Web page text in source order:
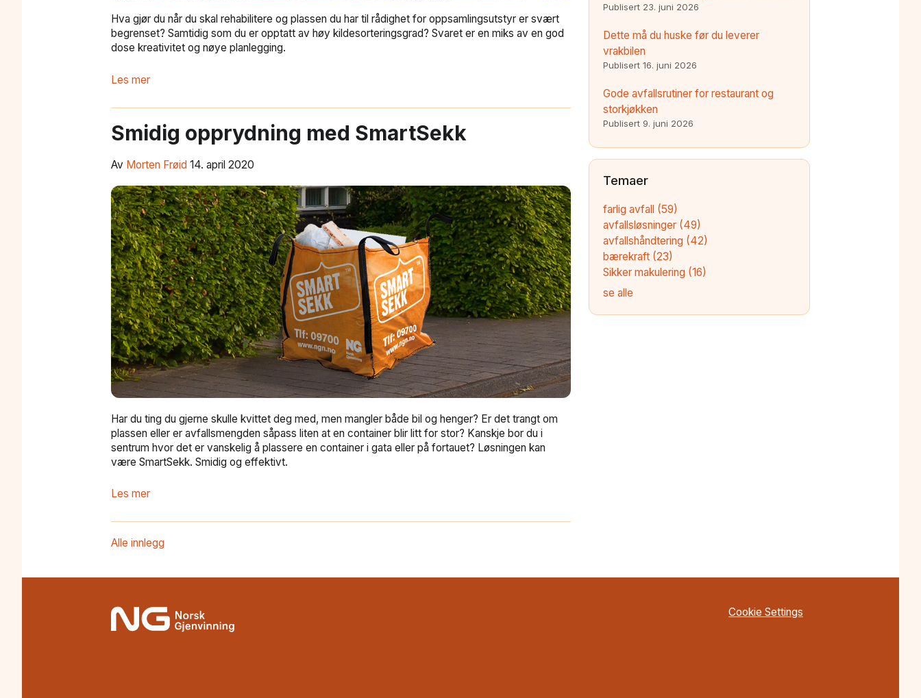
Hva gjør du når du skal rehabilitere og plassen du har til rådighet for oppsamlingsutstyr er svært
begrenset? Samtidig som du er opptatt av høy kildesorteringsgrad? Svaret er en miks av en god
dose kreativitet og nøye planlegging.
Les mer
Smidig opprydning med SmartSekk
Av Morten Frøid 14. april 2020
Har du ting du gjerne skulle kvittet deg med, men mangler både bil og henger? Er det trangt om
plassen eller er avfallsmengden såpass liten at en container blir litt for stor? Kanskje bor du i
sentrum hvor det er vanskelig å plassere en container i gata eller på fortauet? Løsningen kan
være SmartSekk. Smidig og effektivt.
Les mer
Alle innlegg
Publisert 23. juni 2026
Dette må du huske før du leverer
vrakbilen
Publisert 16. juni 2026
Gode avfallsrutiner for restaurant og
storkjøkken
Publisert 9. juni 2026
Temaer
farlig avfall (59)
avfallsløsninger (49)
avfallshåndtering (42)
bærekraft (23)
Sikker makulering (16)
se alle
Cookie Settings